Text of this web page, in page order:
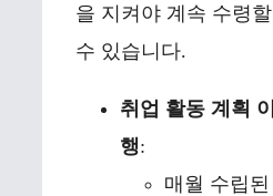
을 지켜야 계속 수령할
수 있습니다.
취업 활동 계획 이
행:
매월 수립된